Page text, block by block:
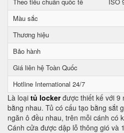
Màu sắc
Thương hiệu
Bảo hành
Giá liên hệ Toàn Quốc
Hotline International 24/7
Là loại tủ lockerđược thiết kế với 9
bằng nhau. Tủ có cấu tạo bằng sắt
ngăn ô đều nhau, trên mỗi cánh có
Cánh cửa được dập lỗ thông gió và